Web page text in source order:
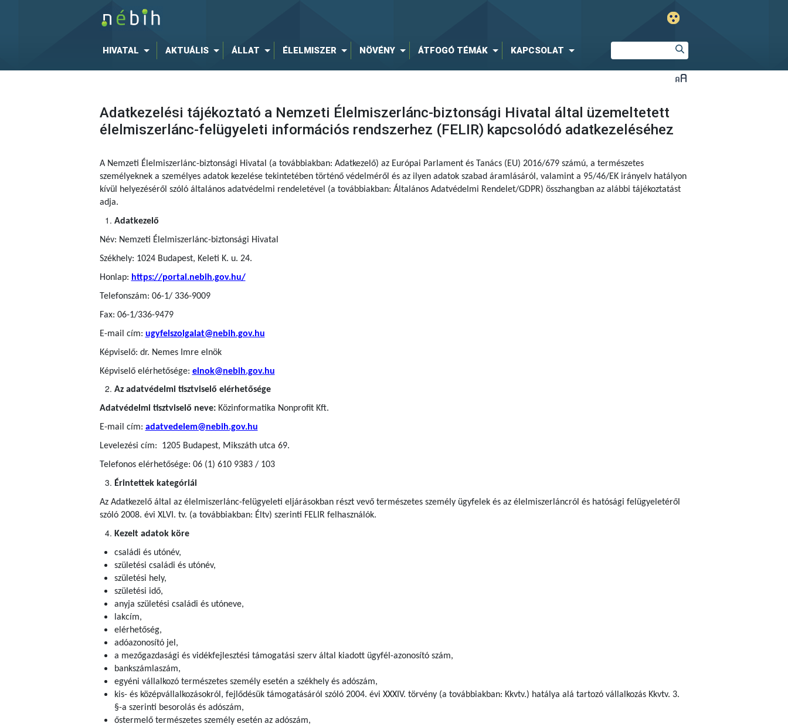
HIVATAL AKTUÁLIS ÁLLAT ÉLELMISZER NÖVÉNY ÁTFOGÓ TÉMÁK KAPCSOLAT
Adatkezelési tájékoztató a Nemzeti Élelmiszerlánc-biztonsági Hivatal által üzemeltetett
élelmiszerlánc-felügyeleti információs rendszerhez (FELIR) kapcsolódó adatkezeléséhez
A Nemzeti Élelmiszerlánc-biztonsági Hivatal (a továbbiakban: Adatkezelő) az Európai Parlament és Tanács (EU) 2016/679 számú, a természetes
személyeknek a személyes adatok kezelése tekintetében történő védelméről és az ilyen adatok szabad áramlásáról, valamint a 95/46/EK irányelv hatályon
kívül helyezéséről szóló általános adatvédelmi rendeletével (a továbbiakban: Általános Adatvédelmi Rendelet/GDPR) összhangban az alábbi tájékoztatást
adja.
Adatkezelő
Név: Nemzeti Élelmiszerlánc-biztonsági Hivatal
Székhely: 1024 Budapest, Keleti K. u. 24.
Honlap: https://portal.nebih.gov.hu/
Telefonszám: 06-1/ 336-9009
Fax: 06-1/336-9479
E-mail cím: ugyfelszolgalat@nebih.gov.hu
Képviselő: dr. Nemes Imre elnök
Képviselő elérhetősége: elnok@nebih.gov.hu
Az adatvédelmi tisztviselő elérhetősége
Adatvédelmi tisztviselő neve:Közinformatika Nonprofit Kft.
E-mail cím: adatvedelem@nebih.gov.hu
Levelezési cím: 1205 Budapest, Mikszáth utca 69.
Telefonos elérhetősége: 06 (1) 610 9383 / 103
Érintettek kategóriái
Az Adatkezelő által az élelmiszerlánc-felügyeleti eljárásokban részt vevő természetes személy ügyfelek és az élelmiszerláncról és hatósági felügyeletéről
szóló 2008. évi XLVI. tv. (a továbbiakban: Éltv) szerinti FELIR felhasználók.
Kezelt adatok köre
családi és utónév,
születési családi és utónév,
születési hely,
születési idő,
anyja születési családi és utóneve,
lakcím,
elérhetőség,
adóazonosító jel,
a mezőgazdasági és vidékfejlesztési támogatási szerv által kiadott ügyfél-azonosító szám,
bankszámlaszám,
egyéni vállalkozó természetes személy esetén a székhely és adószám,
kis- és középvállalkozásokról, fejlődésük támogatásáról szóló 2004. évi XXXIV. törvény (a továbbiakban: Kkvtv.) hatálya alá tartozó vállalkozás Kkvtv. 3.
§-a szerinti besorolás és adószám,
őstermelő természetes személy esetén az adószám,